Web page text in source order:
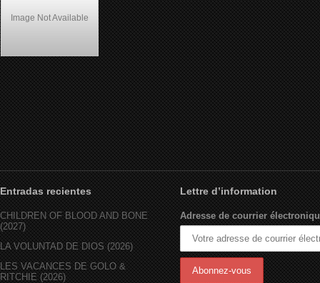
Image Not Available
Tales from the Hood (1995)
Entradas recientes
CHILDREN OF BLOOD AND BONE
(2027)
LA VOLUNTAD DE DIOS (2026)
LES VACANCES DE GOLO &
RITCHIE (2026)
Lettre d’information
Adresse de courrier